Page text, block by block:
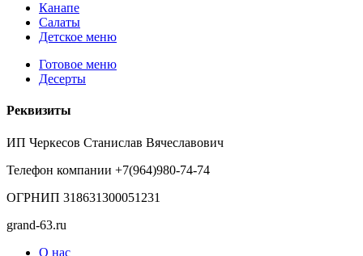
Канапе
Салаты
Детское меню
Готовое меню
Десерты
Реквизиты
ИП Черкесов Станислав Вячеславович
Телефон компании +7(964)980-74-74
ОГРНИП 318631300051231
grand-63.ru
О нас